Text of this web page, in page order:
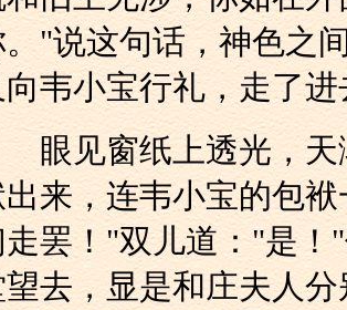
"说这句话，神色之
韦小宝行礼，走了进
见窗纸上透光，天
来，连韦小宝的包
罢！"双儿道："是！
望去，显是和庄夫人